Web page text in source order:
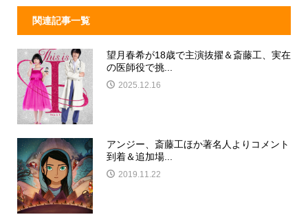
関連記事一覧
望月春希が18歳で主演抜擢＆斎藤工、実在
の医師役で挑...
2025.12.16
アンジー、斎藤工ほか著名人よりコメント
到着＆追加場...
2019.11.22